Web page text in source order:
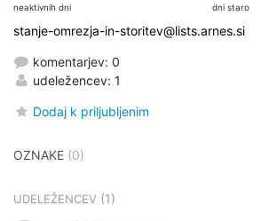
neaktivnih dni dni staro
stanje-omrezja-in-storitev@lists.arnes.si
komentarjev: 0
udeležencev: 1
Dodaj k priljubljenim
OZNAKE (0)
UDELEŽENCEV (1)